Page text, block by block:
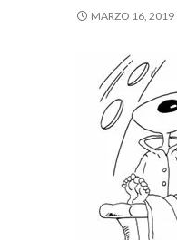
MARZO 16, 2019